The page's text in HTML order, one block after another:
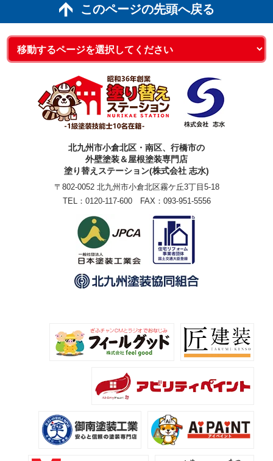
このページの先頭へ戻る
北九州市小倉北区・南区、行橋市の
外壁塗装＆屋根塗装専門店
塗り替えステーション(株式会社 志水)
〒802-0052 北九州市小倉北区霧ケ丘3丁目5-18
TEL： 0120-117-600FAX：093-951-5556